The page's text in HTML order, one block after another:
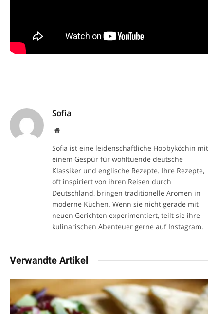
Sofia
Website
Sofia ist eine leidenschaftliche Hobbyköchin mit
einem Gespür für wohltuende deutsche
Klassiker und englische Rezepte. Ihre Rezepte,
oft inspiriert von ihren Reisen durch
Deutschland, bringen traditionelle Aromen in
moderne Küchen. Wenn sie nicht gerade mit
neuen Gerichten experimentiert, teilt sie ihre
kulinarischen Abenteuer gerne auf Instagram.
Verwandte Artikel